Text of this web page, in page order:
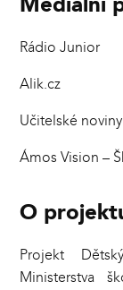
Rádio Junior
Alik.cz
Učitelské noviny
Ámos Vision –
O
Projekt
Ministerstva